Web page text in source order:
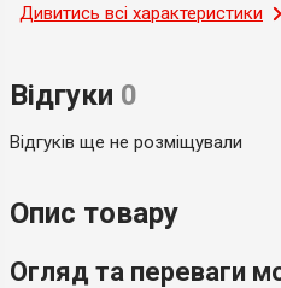
Місце застосування
Салон
Країна-виробник
Дивитись всі характеристики
Відгуки 0
Відгуків ще не розміщували
Опис товару
Огляд та переваги